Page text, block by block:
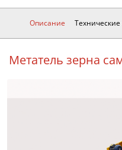
Описание Технические
Метатель зерна